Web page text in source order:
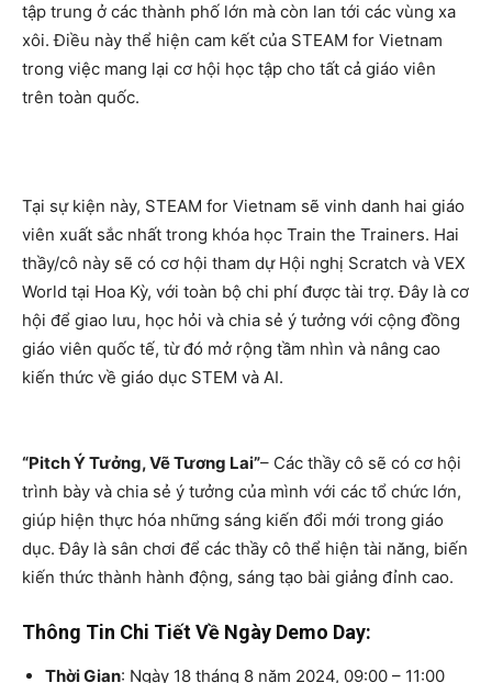
tập trung ở các thành phố lớn mà còn lan tới các vùng xa
xôi. Điều này thể hiện cam kết của STEAM for Vietnam
trong việc mang lại cơ hội học tập cho tất cả giáo viên
trên toàn quốc.
Tại sự kiện này, STEAM for Vietnam sẽ vinh danh hai giáo
viên xuất sắc nhất trong khóa học Train the Trainers. Hai
thầy/cô này sẽ có cơ hội tham dự Hội nghị Scratch và VEX
World tại Hoa Kỳ, với toàn bộ chi phí được tài trợ. Đây là cơ
hội để giao lưu, học hỏi và chia sẻ ý tưởng với cộng đồng
giáo viên quốc tế, từ đó mở rộng tầm nhìn và nâng cao
kiến thức về giáo dục STEM và AI.
“Pitch Ý Tưởng, Vẽ Tương Lai”– Các thầy cô sẽ có cơ hội
trình bày và chia sẻ ý tưởng của mình với các tổ chức lớn,
giúp hiện thực hóa những sáng kiến đổi mới trong giáo
dục. Đây là sân chơi để các thầy cô thể hiện tài năng, biến
kiến thức thành hành động, sáng tạo bài giảng đỉnh cao.
Thông Tin Chi Tiết Về Ngày Demo Day:
Thời Gian: Ngày 18 tháng 8 năm 2024, 09:00 – 11:00